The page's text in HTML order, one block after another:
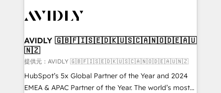
Healthcare - Financial Services - Managed IT (MSP) -
we help: ✔️ Full HubSpot implementations and portal
optimization ✔️ Data migrations, CRM architecture,
and reporting foundations ✔️ Custom integrations
and workflow automation ✔️ User adoption
programs, training, and enablement Through project-
AVIDLY 🇬🇧🇫🇮🇸🇪🇩🇰🇺🇸🇨🇦🇳🇴🇩🇪🇦🇺
🇳🇿
提供元：AVIDLY 🇬🇧🇫🇮🇸🇪🇩🇰🇺🇸🇨🇦🇳🇴🇩🇪🇦🇺🇳🇿
HubSpot’s 5x Global Partner of the Year and 2024
EMEA & APAC Partner of the Year. The world’s most